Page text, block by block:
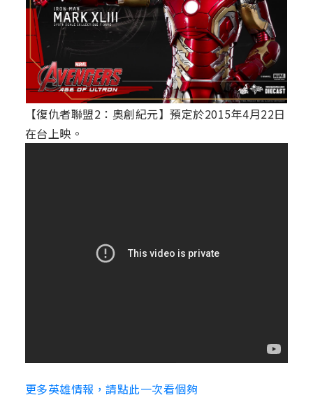
【復仇者聯盟2：奧創紀元】預定於2015年4月22日
在台上映。
更多英雄情報，請點此一次看個夠